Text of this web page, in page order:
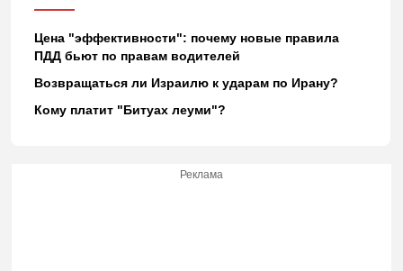
Цена "эффективности": почему новые правила
ПДД бьют по правам водителей
Возвращаться ли Израилю к ударам по Ирану?
Кому платит "Битуах леуми"?
Реклама